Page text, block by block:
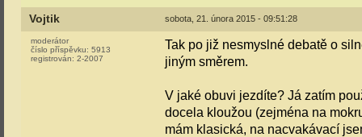
Vojtik sobota, 21. února 2015 - 09:51:28
moderátor
číslo příspěvku: 5913
registrován: 2-2007
Tak po již nesmyslné debatě o
jiným směrem.
V jaké obuvi jezdíte? Já zatím
docela kloužou (zejména na
mám klasická, na nacvakávací